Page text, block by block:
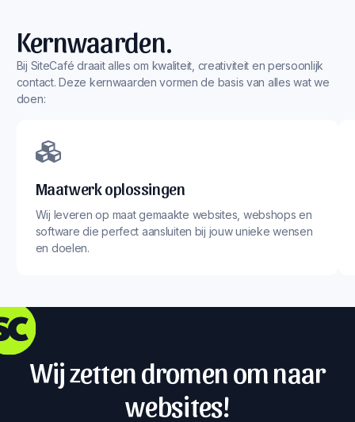
Kernwaarden.
Bij SiteCafé draait alles om kwaliteit, creativiteit en persoonlijk
contact. Deze kernwaarden vormen de basis van alles wat we
doen:
Maatwerk oplossingen
Wij leveren op maat gemaakte websites, webshops en
software die perfect aansluiten bij jouw unieke wensen
en doelen.
Wij zetten dromen om naar
websites!